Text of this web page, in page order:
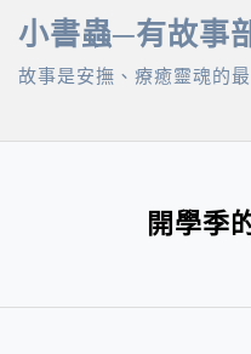
Skip
content
小書蟲─有故事
故事是安撫、療癒靈魂的
開學季